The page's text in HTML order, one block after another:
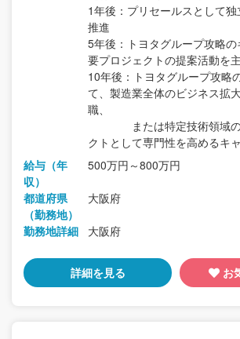
1年後：プリセールスとして
推進
5年後：トヨタグループ攻略
要プロジェクトの提案活動を
10年後：トヨタグループ攻略
て、製造業全体のビジネス拡
職、
または特定技術領域の
クトとして専門性を高めるキ
給与（年
収）
500万円～800万円
都道府県
（勤務地）
大阪府
勤務地詳細 大阪府
詳細を見る お